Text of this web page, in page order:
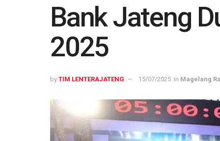
Bank Jateng
2025
by TIM LENTERAJATENG 15/07/2025 in Magelang